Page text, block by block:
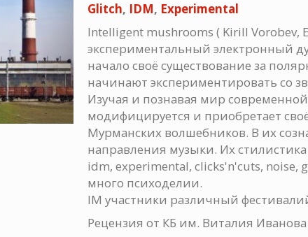
Glitch, IDM, Experimental
Intelligent mushrooms ( Kirill Vorobev,
экспериментальный электронный
начало своё существование за
начинают экспериментировать со
Изучая и познавая мир
модифицируется и приобретает
Мурманских волшебников. В их
направления музыки. Их стилистика
idm, experimental, clicks'n'cuts, noise,
много психоделии.
IM участники различный
Рецензия от КБ им. Виталия